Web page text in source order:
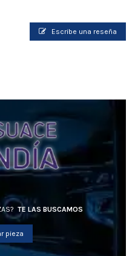
Escribe una reseña
TE LAS BUSCAMOS
pieza